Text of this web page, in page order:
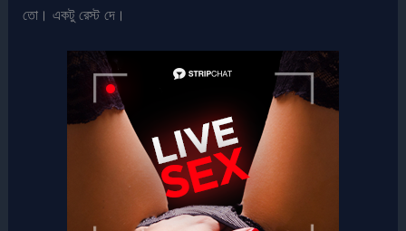
তো। একটু রেস্ট দে।